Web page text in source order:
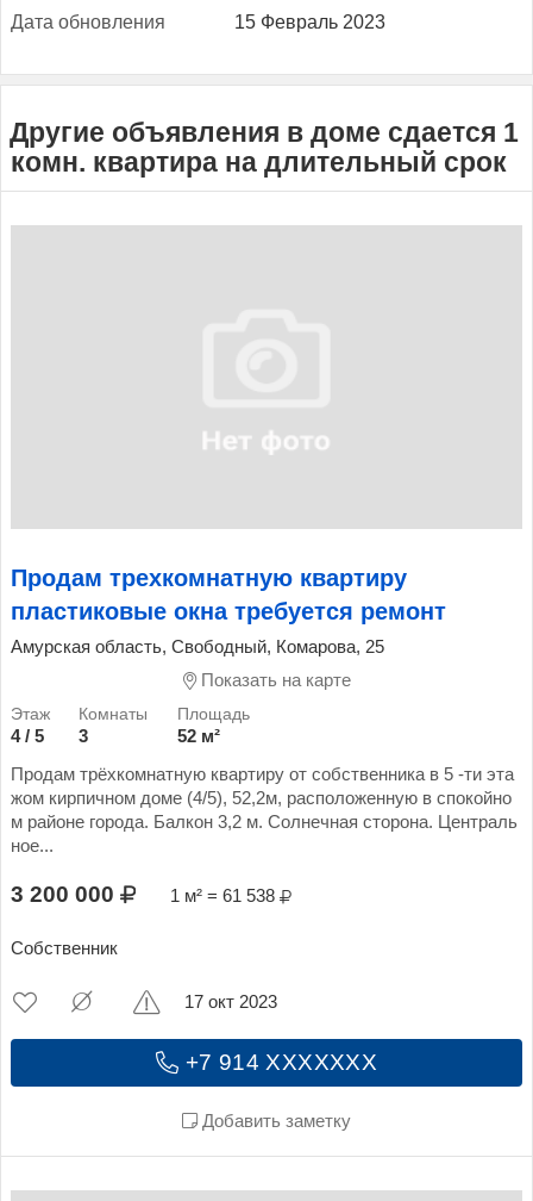
Да­та об­новле­ния 15 Февраль 2023
Другие объявления в доме сдается 1
комн. квартира на длительный срок
Продам трехкомнатную квартиру
пластиковые окна требуется ремонт
Амурская область, Свободный, Комарова, 25
Показать на карте
4 / 5 3
52 м²
Продам трёхкомнатную квартиру от собственника в 5 -ти эта
жом кирпичном доме (4/5), 52,2м, расположенную в спокойно
м районе города. Балкон 3,2 м. Солнечная сторона. Централь
ное...
3 200 000 1 м² = 61 538
Собственник
+7 914 XXXXXXX
Добавить заметку
17 окт 2023